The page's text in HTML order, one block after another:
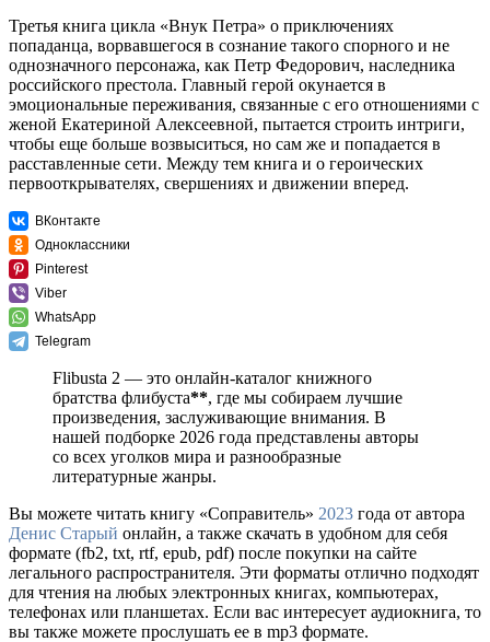
Третья книга цикла «Внук Петра» о приключениях
попаданца, ворвавшегося в сознание такого спорного и не
однозначного персонажа, как Петр Федорович, наследника
российского престола. Главный герой окунается в
эмоциональные переживания, связанные с его отношениями с
женой Екатериной Алексеевной, пытается строить интриги,
чтобы еще больше возвыситься, но сам же и попадается в
расставленные сети. Между тем книга и о героических
первооткрывателях, свершениях и движении вперед.
ВКонтакте
Одноклассники
Pinterest
Viber
WhatsApp
Telegram
Flibusta 2 — это онлайн-каталог книжного
братства флибуста**, где мы собираем лучшие
произведения, заслуживающие внимания. В
нашей подборке 2026 года представлены авторы
со всех уголков мира и разнообразные
литературные жанры.
Вы можете читать книгу «Соправитель» 2023 года от автора
Денис Старый онлайн, а также скачать в удобном для себя
формате (fb2, txt, rtf, epub, pdf) после покупки на сайте
легального распространителя. Эти форматы отлично подходят
для чтения на любых электронных книгах, компьютерах,
телефонах или планшетах. Если вас интересует аудиокнига, то
вы также можете прослушать ее в mp3 формате.